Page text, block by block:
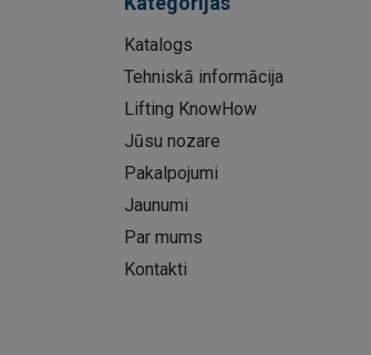
Katalogs
Tehniskā informācija
Lifting KnowHow
Jūsu nozare
Pakalpojumi
Jaunumi
Par mums
Kontakti